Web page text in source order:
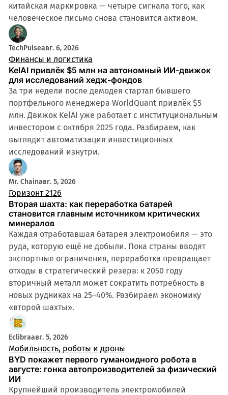
китайская маркировка — четыре сигнала того, как
человеческое письмо снова становится активом.
TechPulseавг. 6, 2026
Финансы и логистика
KelAI привлёк $5 млн на автономный ИИ-движок
для исследований хедж-фондов
За три недели после демодея стартап бывшего
портфельного менеджера WorldQuant привлёк $5
млн. Движок KelAI уже работает с институциональным
инвестором с октября 2025 года. Разбираем, как
выглядит автоматизация инвестиционных
исследований изнутри.
Mr. Chainавг. 5, 2026
Горизонт 2126
Вторая шахта: как переработка батарей
становится главным источником критических
минералов
Каждая отработавшая батарея электромобиля — это
руда, которую ещё не добыли. Пока страны вводят
экспортные ограничения, переработка превращает
отходы в стратегический резерв: к 2050 году
вторичный металл может сократить потребность в
новых рудниках на 25–40%. Разбираем экономику
«второй шахты».
Eclibraавг. 5, 2026
Мобильность, роботы и дроны
BYD покажет первого гуманоидного робота в
августе: гонка автопроизводителей за физический
ИИ
Крупнейший производитель электромобилей